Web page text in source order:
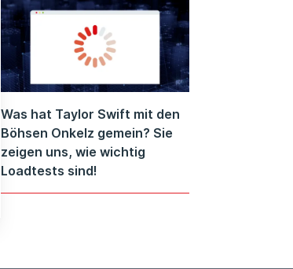
Was hat Taylor Swift mit den
Böhsen Onkelz gemein? Sie
zeigen uns, wie wichtig
Loadtests sind!